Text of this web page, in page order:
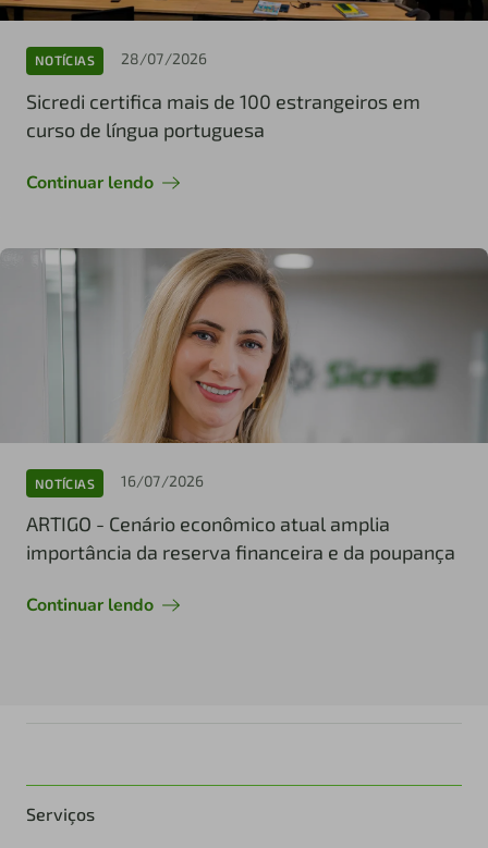
NOTÍCIAS 28/07/2026
Sicredi certifica mais de 100 estrangeiros em
curso de língua portuguesa
Continuar lendo
NOTÍCIAS 16/07/2026
ARTIGO - Cenário econômico atual amplia
importância da reserva financeira e da poupança
Continuar lendo
Serviços